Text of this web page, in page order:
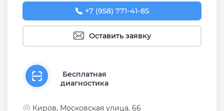
+7 (958) 771-41-85
Оставить заявку
Бесплатная
диагностика
Киров, Московская улица, 66